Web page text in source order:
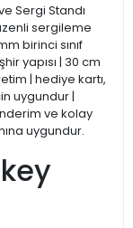
Sergi Standı
sergileme
birinci sınıf
yapısı | 30 cm
| hediye kartı,
uygundur |
ve kolay
uygundur.